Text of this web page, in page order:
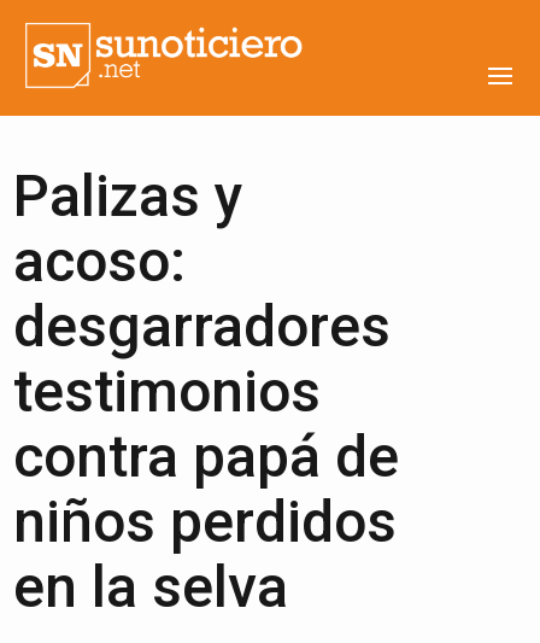
Palizas y
acoso:
desgarradores
testimonios
contra papá de
niños perdidos
en la selva